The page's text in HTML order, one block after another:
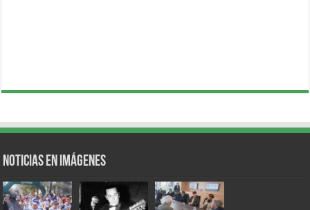
Noticias en Imágenes